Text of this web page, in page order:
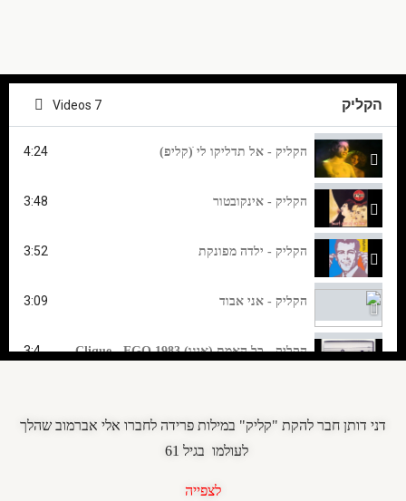
הקליק 7 Videos
הקליק - אל תדליקו לי ׁ(קליפ) 4:24
הקליק - אינקובטור 3:48
הקליק - ילדה מפונקת 3:52
הקליק - אני אבוד 3:09
הקליק - כל האמת (איגו) The Clique - EGO 1983 3:4
הקליק - צלקת קטנה
דני דותן חבר להקת "קליק" במילות פרידה לחברו אלי אברמוב שהלך
לעולמו בגיל 61
לצפייה